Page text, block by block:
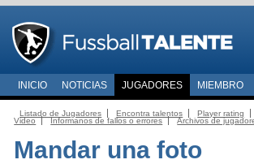
INICIO NOTICIAS JUGADORES MIEMBRO
Listado de Jugadores Encontra talentos Player rating
Video
Informanos de fallos o errores Archivos de
Mandar una foto